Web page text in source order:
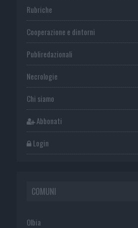
Rubriche
Cooperazione e dintorni
Publiredazionali
Necrologie
Chi siamo
Abbonati
Login
COMUNI
Olbia